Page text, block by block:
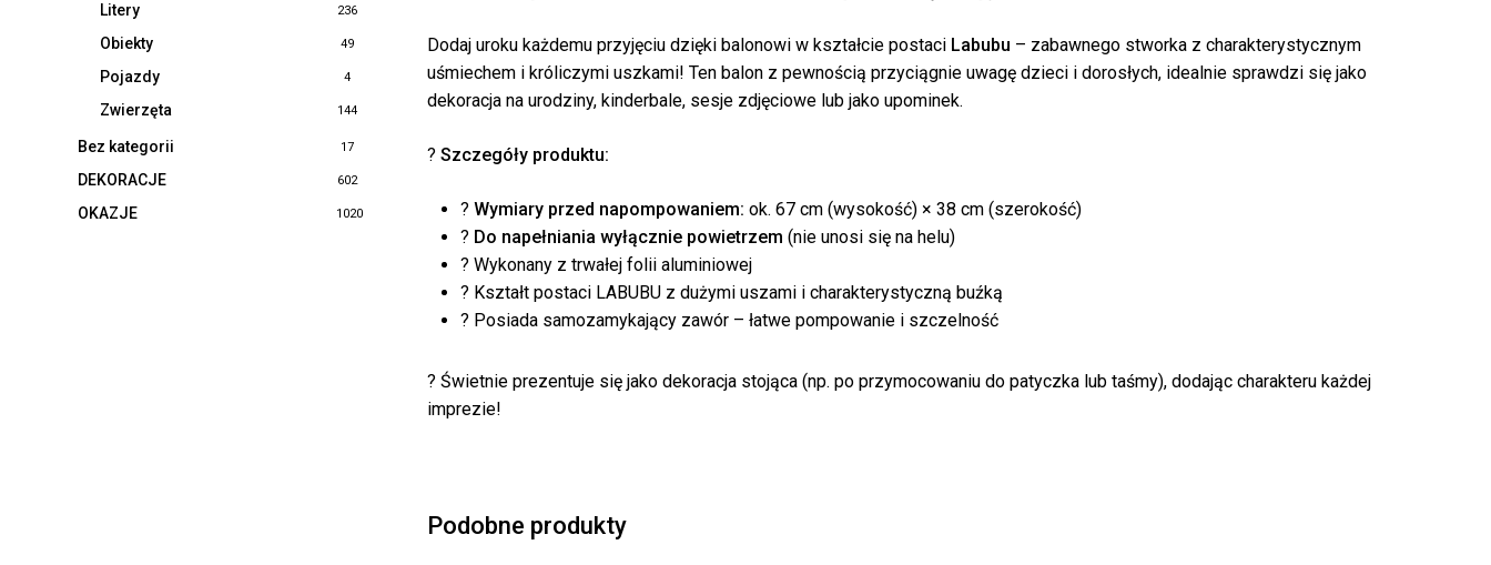
Brak produktów w koszyku.
Litery 236
Obiekty 49
Pojazdy 4
Zwierzęta 144
Bez kategorii 17
DEKORACJE 602
OKAZJE 1020
Dodaj uroku każdemu przyjęciu dzięki balonowi w kształcie postaci Labubu – zabawnego stworka z charakterystycznym
uśmiechem i króliczymi uszkami! Ten balon z pewnością przyciągnie uwagę dzieci i dorosłych, idealnie sprawdzi się jako
dekoracja na urodziny, kinderbale, sesje zdjęciowe lub jako upominek.
? Szczegóły produktu:
? Wymiary przed napompowaniem: ok. 67 cm (wysokość) × 38 cm (szerokość)
? Do napełniania wyłącznie powietrzem (nie unosi się na helu)
? Wykonany z trwałej folii aluminiowej
? Kształt postaci LABUBU z dużymi uszami i charakterystyczną buźką
? Posiada samozamykający zawór – łatwe pompowanie i szczelność
? Świetnie prezentuje się jako dekoracja stojąca (np. po przymocowaniu do patyczka lub taśmy), dodając charakteru każdej
imprezie!
Podobne produkty